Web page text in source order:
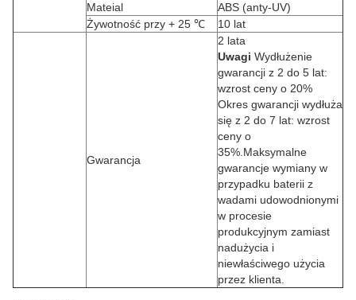
Mateial
ABS (anty-UV)
Żywotność przy + 25 ℃
10 lat
Gwarancja
2 lata
Uwagi Wydłużenie
gwarancji z 2 do 5 lat:
wzrost ceny o 20%
Okres gwarancji wydłuża
się z 2 do 7 lat: wzrost
ceny o
35%. Maksymalne
gwarancje wymiany w
przypadku baterii z
wadami udowodnionymi
w procesie
produkcyjnym zamiast
nadużycia i
niewłaściwego użycia
przez klienta.